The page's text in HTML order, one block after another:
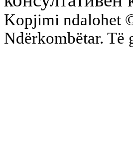
Kopjimi ndalohet
Ndërkombëtar. Të